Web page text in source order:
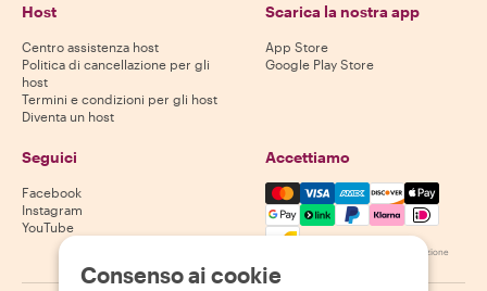
Host
Centro assistenza host
Politica di cancellazione per gli
host
Termini e condizioni per gli host
Diventa un host
Scarica la nostra app
App Store
Google Play Store
Seguici
Facebook
Instagram
YouTube
Accettiamo
Mastercard, Visa, Amex,
La disponibilità varia in base alla destinazione
Consenso ai cookie